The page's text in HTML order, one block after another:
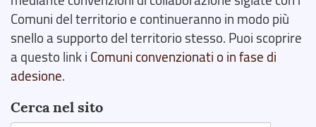
Comuni del territorio e continueranno in modo più
snello a supporto del territorio stesso. Puoi scoprire
a questo link i Comuni convenzionati o in fase di
adesione.
Cerca nel sito